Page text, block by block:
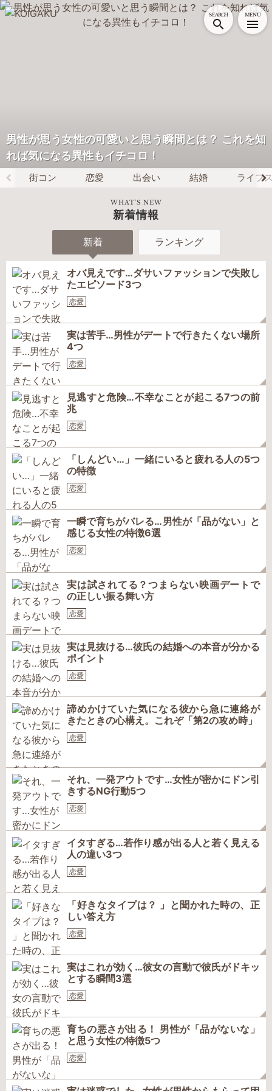
恋に悩む女性のための恋愛・婚活メディア｜恋
SEARCH MENU
男性が思う女性の可愛いと思う瞬間とは？ これを知
れば気になる異性もイチコロ！
街コン 恋愛 出会い 結婚 ライフ
新着 ランキング
WHAT'S NEW
新着情報
オバ見えです…ダサいファッションで失敗し
たエピソード3つ
恋愛
実は苦手…男性がデートで行きたくない場所
4つ
恋愛
見逃すと危険…不幸なことが起こる7つの前
兆
恋愛
「しんどい…」一緒にいると疲れる人の5つ
の特徴
恋愛
一瞬で育ちがバレる…男性が「品がない」と
感じる女性の特徴6選
恋愛
実は試されてる？つまらない映画デートで
の正しい振る舞い方
恋愛
実は見抜ける…彼氏の結婚への本音が分かる
ポイント
恋愛
諦めかけていた気になる彼から急に連絡が
きたときの心構え。これぞ「第2の攻め時」
恋愛
それ、一発アウトです…女性が密かにドン引
きするNG行動5つ
恋愛
イタすぎる…若作り感が出る人と若く見える
人の違い3つ
恋愛
「好きなタイプは？ 」と聞かれた時の、正
しい答え方
恋愛
実はこれが効く…彼女の言動で彼氏がドキッ
とする瞬間3選
恋愛
育ちの悪さが出る！ 男性が「品がないな」
と思う女性の特徴5つ
恋愛